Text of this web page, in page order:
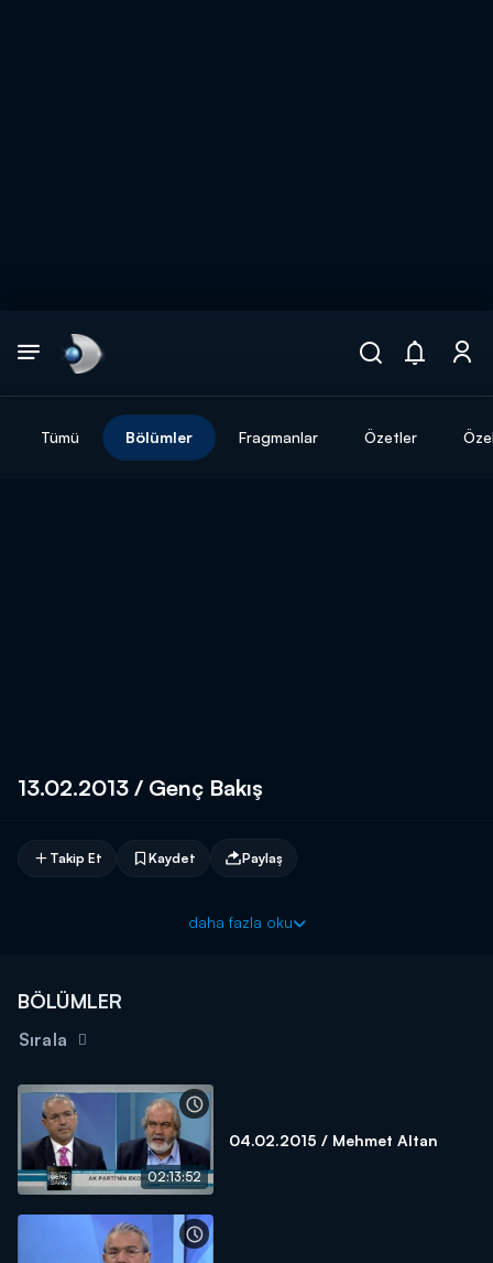
Tümü Bölümler Fragmanlar Özetler
13.02.2013 / Genç Bakış
Takip Et Kaydet Paylaş
daha fazla oku
BÖLÜMLER
Sırala
02:13:52
04.02.2015 / Mehmet Altan